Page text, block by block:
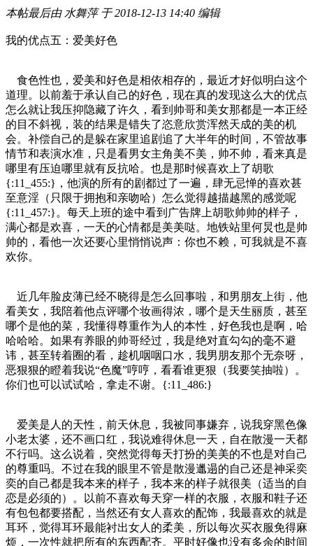
本帖最后由 水舞萍 于 2018-12-13 14:40 编辑
我的优点五：爱美好色
食色性也，爱美和好色是相依相存的，最近才好似明白这个
道理。以前羞于承认自己的好色，现在真的发现这么大的优点
怎么就让我压抑隐藏了许久，看到帅哥和美女那都是一本正经
的目不斜视，装的结果是错失了恣意欣赏浑然天成的美的机
会。补偿自己的是躲在家里追剧追了大半年的时间，不管故事
情节和表演水准，只是看男女主角美不美，帅不帅，看来真是
哪里有压迫哪里就有反抗哈。也是那时候喜欢上了胡歌
{:11_455:}，他演的所有的剧都过了一遍，肆无忌惮的喜欢甚
至意淫（只限于拥抱和亲吻哈）怎么觉得越描越黑的感觉呢
{:11_457:}。每天上班的途中看到广告牌上胡歌帅帅的样子，
满心都是欢喜，一天的心情都是美美哒。地铁站里何炅也是帅
帅的，看他一次还要心里悄悄说声：你也不赖，可我就是不喜
欢你。
近几年脸皮薄已经不晓得是怎么回事啦，和男朋友上街，他
看美女，我陪着他点评哪个妆画得浓，哪个是天生丽质，甚至
哪个是他的菜，我懂得尊重作为人的本性，好色我也是啊，哈
哈哈哈。如果有养眼的帅哥经过，我是绝对直勾勾的毫不避
讳，甚至转着圈的看，趁机咽咽口水，我男朋友那个无奈呀，
恶狠狠的瞪着我说“色魔”哼哼，看看谁更狠（我要笑抽啦）。
你们也可以试试哈，拿走不谢。{:11_486:}
爱美是人的天性，前天休息，我被同事嫌弃，说我穿黑色像
小老太婆，还不画口红，我说难得休息一天，自在散漫一天都
不行吗。这么说着，突然觉得每天打扮的美美的不也是对自己
的尊重吗。不过在我的眼里不管是散漫邋遢的自己还是神采奕
奕的自己都是我本来的样子，我本来的样子就很美（适当的自
恋是必须的）。以前不喜欢每天穿一样的衣服，衣服和鞋子还
有包包都要搭配，当然还有女人喜欢的配饰，我最喜欢的就是
耳环，觉得耳环最能衬出女人的柔美，所以每次买衣服免得麻
烦，一次性就把所有的东西配齐。平时好像也没有多余的时间